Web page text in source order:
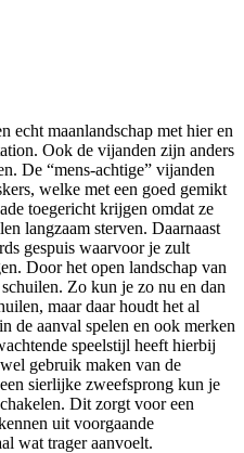
echt maanlandschap met hier en
Ook de vijanden zijn anders
De “mens-achtige” vijanden
welke met een goed gemikt
toegericht krijgen omdat ze
langzaam sterven. Daarnaast
gespuis waarvoor je zult
Door het open landschap van
Zo kun je zo nu en dan
maar daar houdt het al
de aanval spelen en ook merken
speelstijl heeft hierbij
gebruik maken van de
sierlijke zweefsprong kun je
Dit zorgt voor een
uit voorgaande
wat trager aanvoelt.